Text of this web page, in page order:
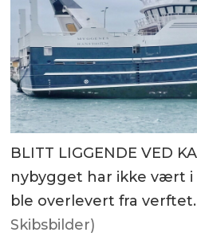
BLITT LIGGENDE VED
nybygget har ikke vært
ble overlevert fra verftet.
Skibsbilder)